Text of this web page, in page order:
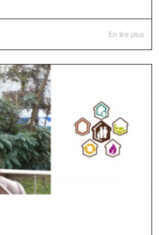
En lire plus